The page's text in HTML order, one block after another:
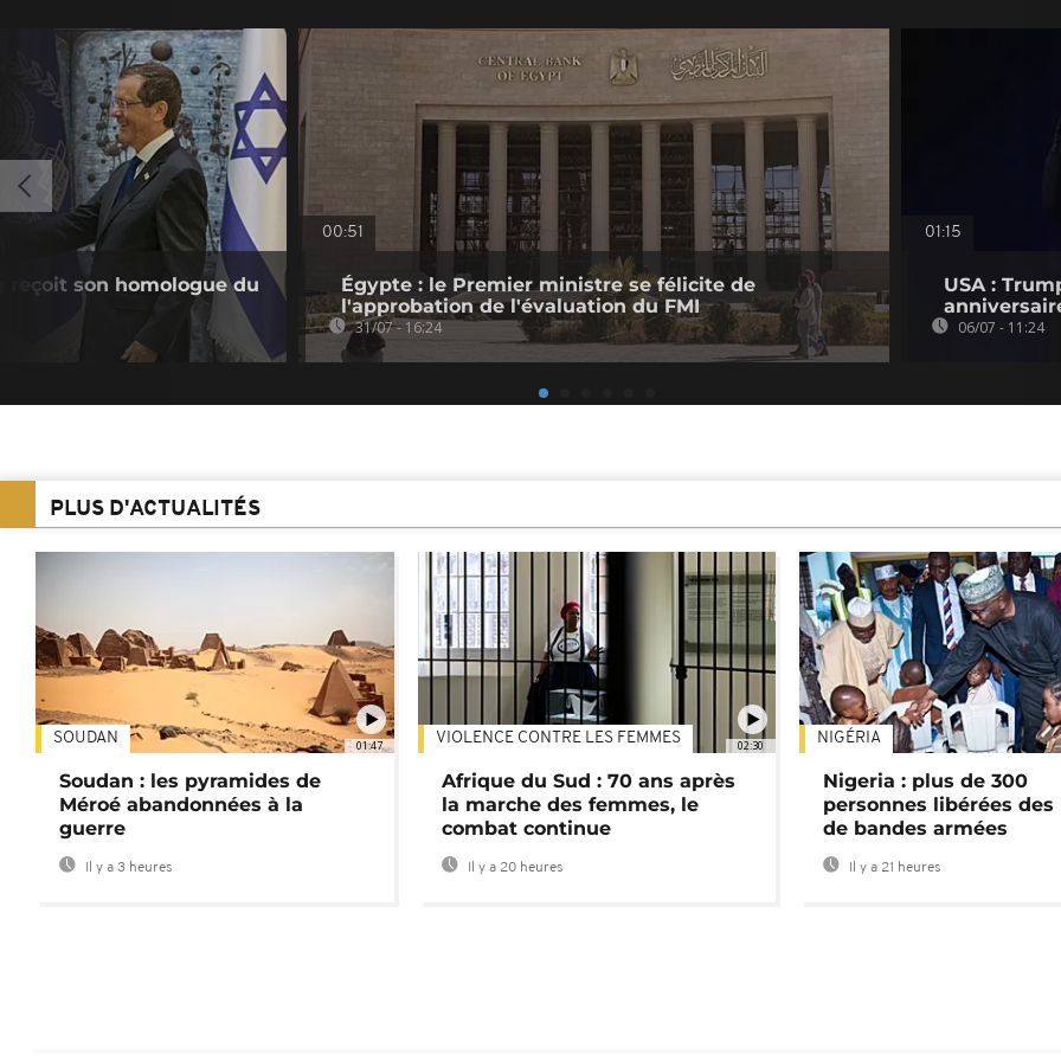
reçoit son homologue du
00:51
Égypte : le Premier ministre se félicite de
l'approbation de l'évaluation du FMI
31/07 - 16:24
01:15
USA :
06/07 - 11:24
PLUS D'ACTUALITÉS
01:47
SOUDAN
Soudan : les pyramides de
Méroé abandonnées à la
guerre
Il y a 3 heures
02:30
VIOLENCE CONTRE LES FEMMES
Afrique du Sud : 70 ans après
la marche des femmes, le
combat continue
Il y a 20 heures
NIGÉRIA
Nigeria : plus de 300
personnes libérées des
de bandes armées
Il y a 21 heures